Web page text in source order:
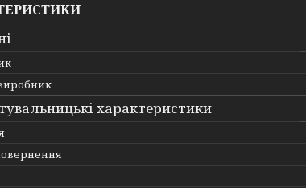
характеристики